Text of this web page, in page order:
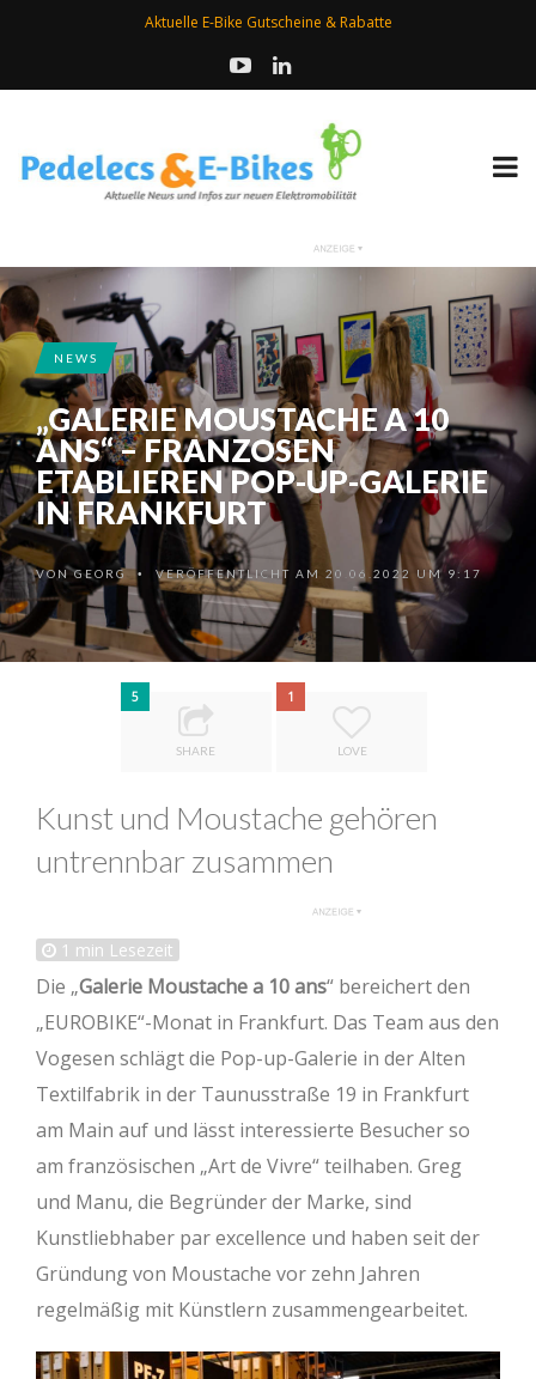
Aktuelle E-Bike Gutscheine & Rabatte
NEWS
„GALERIE MOUSTACHE A 10
ANS“ – FRANZOSEN
ETABLIEREN POP-UP-GALERIE
IN FRANKFURT
VONGEORG • VERÖFFENTLICHT AM 20.06.2022 UM 9:17
5
SHARE
1
LOVE
Kunst und Moustache gehören
untrennbar zusammen
1 min Lesezeit
Die „Galerie Moustache a 10 ans“ bereichert den
„EUROBIKE“-Monat in Frankfurt. Das Team aus den
Vogesen schlägt die Pop-up-Galerie in der Alten
Textilfabrik in der Taunusstraße 19 in Frankfurt
am Main auf und lässt interessierte Besucher so
am französischen „Art de Vivre“ teilhaben. Greg
und Manu, die Begründer der Marke, sind
Kunstliebhaber par excellence und haben seit der
Gründung von Moustache vor zehn Jahren
regelmäßig mit Künstlern zusammengearbeitet.